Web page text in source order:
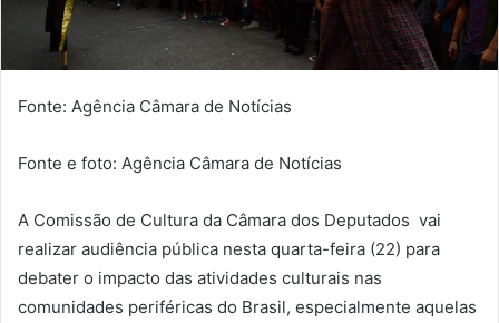
Fonte: Agência Câmara de Notícias
Fonte e foto: Agência Câmara de Notícias
A Comissão de Cultura da Câmara dos Deputados vai
realizar audiência pública nesta quarta-feira (22) para
debater o impacto das atividades culturais nas
comunidades periféricas do Brasil, especialmente aquelas